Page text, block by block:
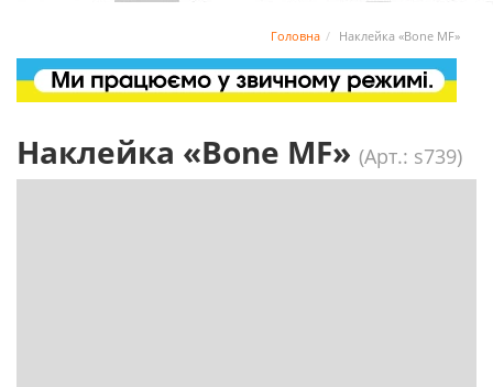
Головна Наклейка «Bone MF»
Наклейка «Bone MF» (Арт.: s739)